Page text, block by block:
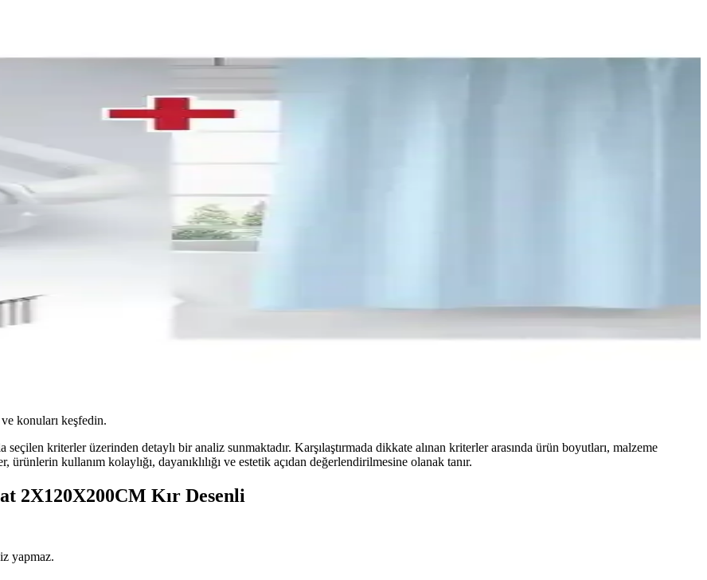
konuları keşfedin.
kriterler üzerinden detaylı bir analiz sunmaktadır. Karşılaştırmada dikkate alınan kriterler arasında ürün boyutları, malzeme
kullanım kolaylığı, dayanıklılığı ve estetik açıdan değerlendirilmesine olanak tanır.
2X120X200CM Kır Desenli
yapmaz.